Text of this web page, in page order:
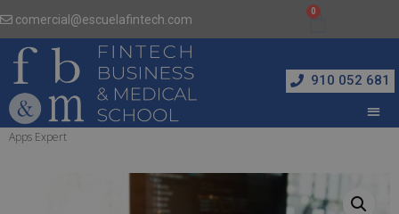
comercial@escuelafintech.com
910 052 681
Inicio/ Informática y Nuevas Tecnologías
/ Analista Programador Java: Business
Apps Expert